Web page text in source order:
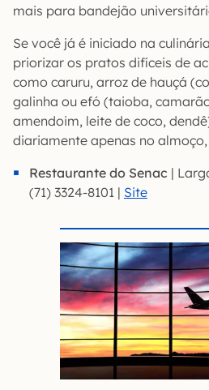
mais para bandejão
Se você já é iniciado na
priorizar os pratos difíceis de
como caruru, arroz de hauçá
galinha ou efó (taioba,
amendoim, leite de coco,
diariamente apenas no almoço,
Restaurante do Senac |
(71) 3324-8101 | Site